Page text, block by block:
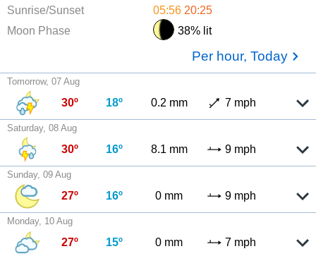
Sunrise/Sunset
05:56 20:25
Moon Phase
38% lit
Per hour, Today
Tomorrow, 07 Aug
30º 18º 0.2 mm 7 mph
Saturday, 08 Aug
30º 16º 8.1 mm 9 mph
Sunday, 09 Aug
27º 16º 0 mm 9 mph
Monday, 10 Aug
27º 15º 0 mm 7 mph